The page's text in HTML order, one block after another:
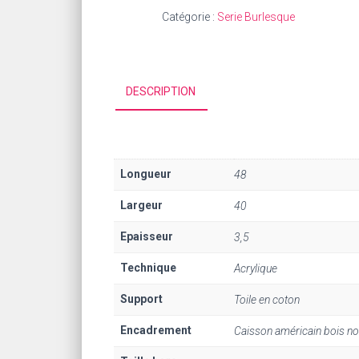
Catégorie : Serie Burlesque
DESCRIPTION
Longueur 48
Largeur 40
Epaisseur 3,5
Technique Acrylique
Support Toile en coton
Encadrement Caisson américain bois